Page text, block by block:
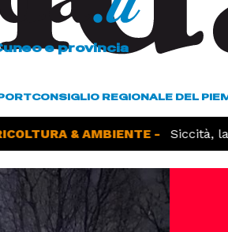
e provincia
CONSIGLIO REGIONALE DEL
& AMBIENTE - Siccità, la